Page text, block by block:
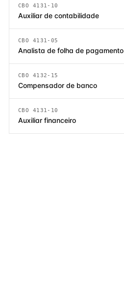
CBO 4131-10
Auxiliar de contabilidade
CBO 4131-05
Analista de folha de pagamento
CBO 4132-15
Compensador de banco
CBO 4131-10
Auxiliar financeiro